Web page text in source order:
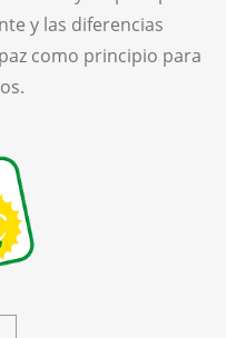
y las diferencias
como principio para